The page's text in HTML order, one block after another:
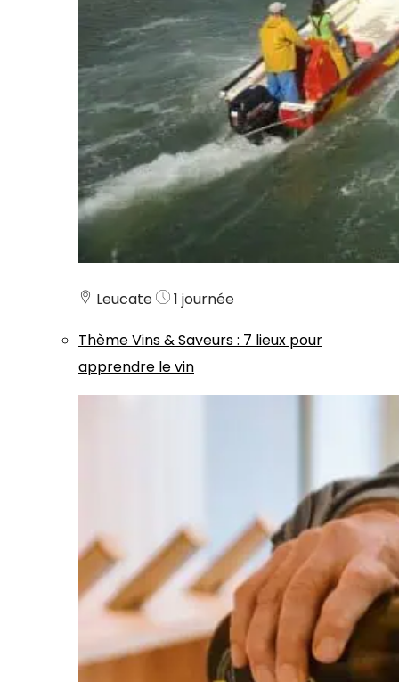
Leucate
1 journée
ThèmeVins & Saveurs: 7 lieux pour
apprendre le vin